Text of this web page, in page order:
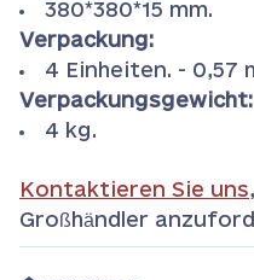
380*380*15 mm.
Verpackung:
4 Einheiten. - 0,57
Verpackungsgewicht:
4 kg.
Kontaktieren Sie uns
Großhändler